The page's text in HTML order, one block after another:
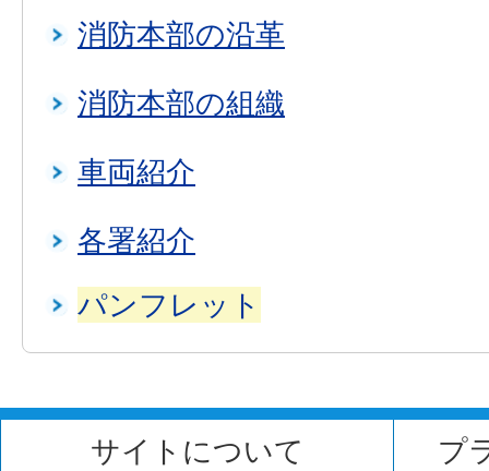
消防本部の沿革
消防本部の組織
車両紹介
各署紹介
パンフレット
サイトについて
プ